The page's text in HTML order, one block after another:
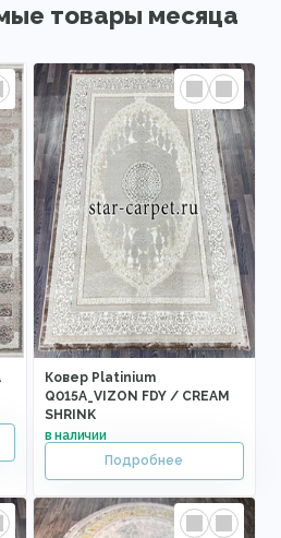
товары месяца
Ковер Platinium
Q015A_VIZON FDY / CREAM
SHRINK